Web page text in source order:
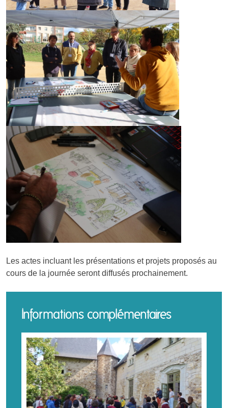
Les actes incluant les présentations et projets proposés au
cours de la journée seront diffusés prochainement.
Informations complémentaires